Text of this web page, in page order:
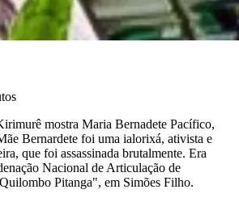
mostra Maria Bernadete Pacífico,
Bernardete foi uma ialorixá, ativista e
que foi assassinada brutalmente. Era
Nacional de Articulação de
Pitanga", em Simões Filho.